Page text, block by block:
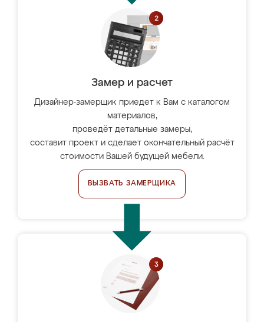
Замер и расчет
Дизайнер-замерщик приедет к Вам с каталогом
материалов,
проведёт детальные замеры,
составит проект и сделает окончательный расчёт
стоимости Вашей будущей мебели.
ВЫЗВАТЬ ЗАМЕРЩИКА